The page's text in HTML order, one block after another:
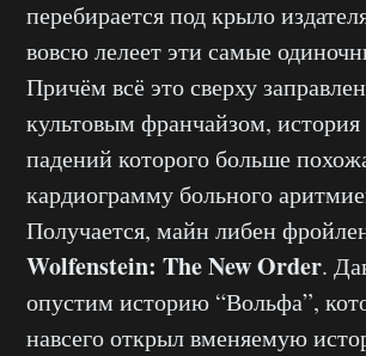
перебирается под крыло
вовсю лелеет эти самые
Причём всё это сверху
культовым франчайзом, история
падений которого больше
кардиограмму больного
Получается, майн либен
Wolfenstein: The New Order.
опустим историю “Вольфа”,
навсего открыл вменяемую